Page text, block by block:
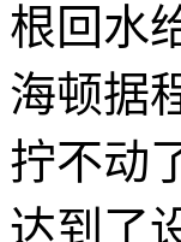
根回水
海顿据
拧不动
达到了